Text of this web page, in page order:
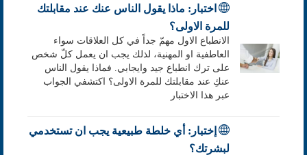
اختبار: ماذا يقول الناس عنك عند مقابلتك
للمرة الاولى؟
الانطباع الاول مهمّ جداً في كل العلاقات سواء
العاطفية او المهنية، لذلك يجب ان يعمل كلّ شخص
على ترك انطباع جيد وايجابي. فماذا يقول الناس
عنكِ عند مقابلتك للمرة الاولى؟ اكتشفي الجواب
عبر هذا الاختبار
إختبار: أي خلطة طبيعية يجب ان تستخدمي
لبشرتك؟